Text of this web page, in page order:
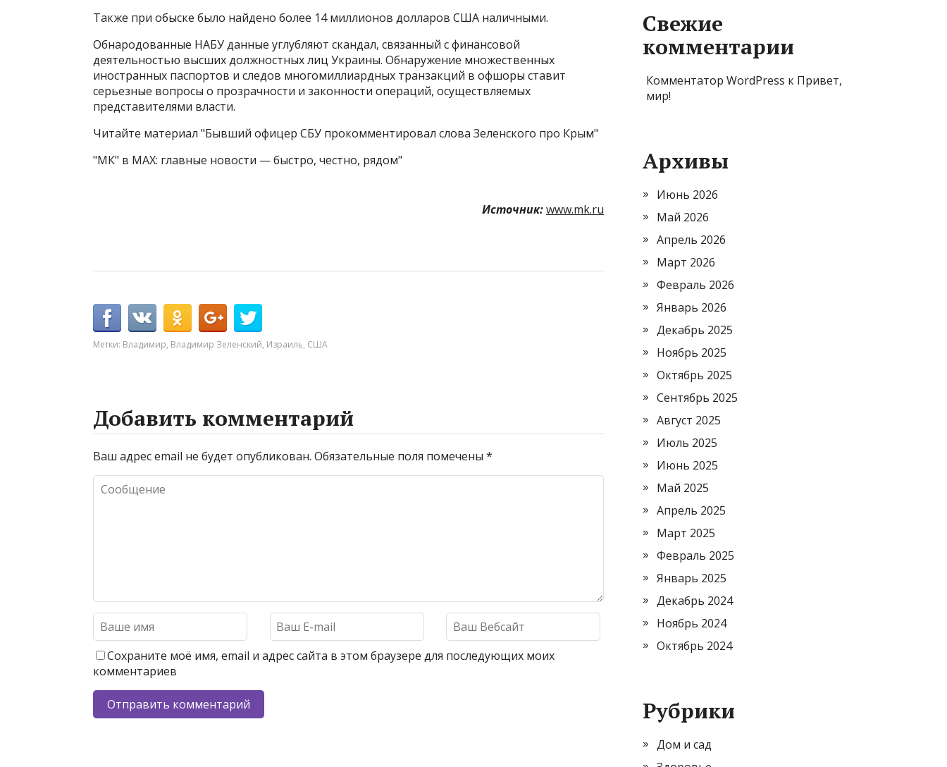
Также при обыске было найдено более 14 миллионов долларов США наличными.
Обнародованные НАБУ данные углубляют скандал, связанный с финансовой
деятельностью высших должностных лиц Украины. Обнаружение множественных
иностранных паспортов и следов многомиллиардных транзакций в офшоры ставит
серьезные вопросы о прозрачности и законности операций, осуществляемых
представителями власти.
Читайте материал "Бывший офицер СБУ прокомментировал слова Зеленского про Крым"
"МК" в MAX: главные новости — быстро, честно, рядом"
Источник:www.mk.ru
Метки: Владимир, Владимир Зеленский, Израиль, США
Добавить комментарий
Ваш адрес email не будет опубликован. Обязательные поля помечены *
Сохраните моё имя, email и адрес сайта в этом браузере для последующих моих
комментариев
Свежие
комментарии
Комментатор WordPress к Привет,
мир!
Архивы
Июнь 2026
Май 2026
Апрель 2026
Март 2026
Февраль 2026
Январь 2026
Декабрь 2025
Ноябрь 2025
Октябрь 2025
Сентябрь 2025
Август 2025
Июль 2025
Июнь 2025
Май 2025
Апрель 2025
Март 2025
Февраль 2025
Январь 2025
Декабрь 2024
Ноябрь 2024
Октябрь 2024
Рубрики
Дом и сад